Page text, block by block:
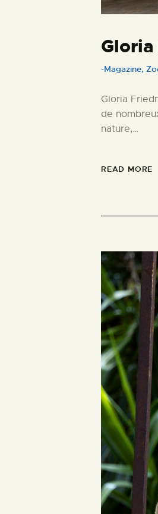
-Magazine,
Gloria
de
nature,…
READ MORE